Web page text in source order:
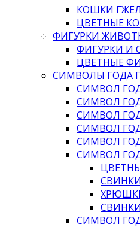
КОШКИ
ЦВЕТНЫЕ
ФИГУРКИ
ФИГУРКИ И
ЦВЕТНЫЕ
СИМВОЛЫ ГОДА
СИМВОЛ
СИМВОЛ
СИМВОЛ
СИМВОЛ
СИМВОЛ
СИМВОЛ
СИМВОЛ